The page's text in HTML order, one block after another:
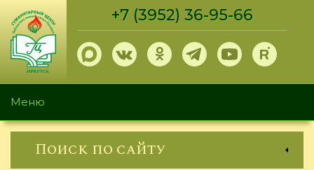
Перейти
основному
содержанию
+7 (3952) 36-95-66
Меню
Поиск по сайту